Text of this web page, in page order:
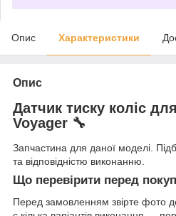
Опис Характеристики
Опис
Датчик тиску коліс
Voyager 🔧
Запчастина для даної моделі.
та відповідністю виконанню.
Що перевірити перед
Перед замовленням звірте фото